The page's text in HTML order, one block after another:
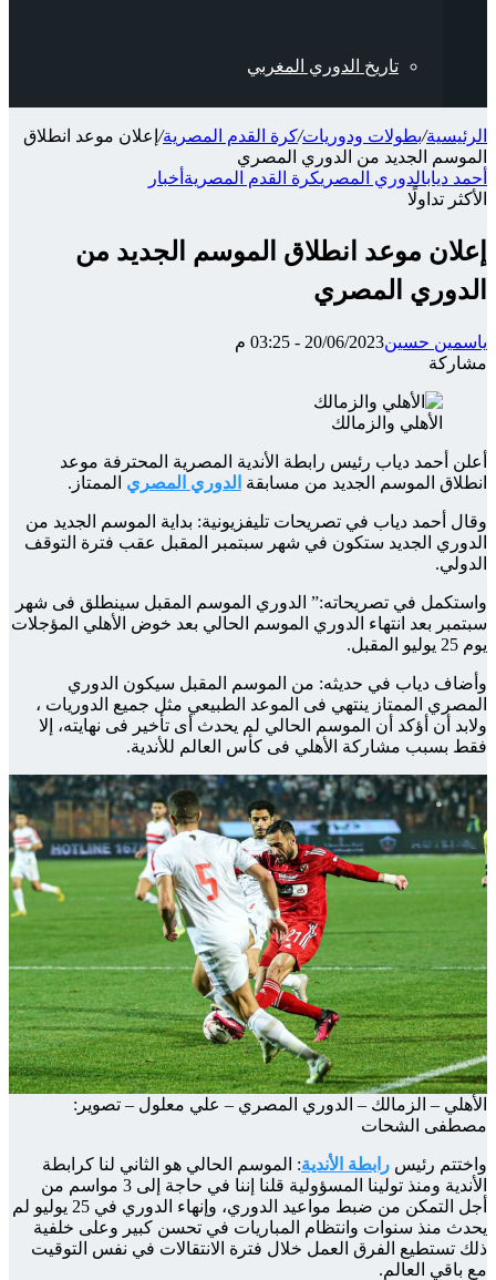
تاريخ الدوري المغربي
الرئيسية/بطولات ودوريات/كرة القدم المصرية/ إعلان موعد انطلاق
الموسم الجديد من الدوري المصري
أحمد ديابالدوري المصريكرة القدم المصرية أخبار
الأكثر تداولًا
إعلان موعد انطلاق الموسم الجديد من
الدوري المصري
ياسمين حسين20/06/2023 - 03:25 م
مشاركة
الإيميلالأهلي والزمالك
أعلن أحمد دياب رئيس رابطة الأندية المصرية المحترفة موعد
انطلاق الموسم الجديد من مسابقة الدوري المصري الممتاز.
وقال أحمد دياب في تصريحات تليفزيونية: بداية الموسم الجديد من
الدوري الجديد ستكون في شهر سبتمبر المقبل عقب فترة التوقف
الدولي.
واستكمل في تصريحاته:” الدوري الموسم المقبل سينطلق فى شهر
سبتمبر بعد انتهاء الدوري الموسم الحالي بعد خوض الأهلي المؤجلات
يوم 25 يوليو المقبل.
وأضاف دياب في حديثه: من الموسم المقبل سيكون الدوري
المصري الممتاز ينتهي فى الموعد الطبيعي مثل جميع الدوريات ،
ولابد أن أؤكد أن الموسم الحالي لم يحدث أى تأخير فى نهايته، إلا
فقط بسبب مشاركة الأهلي فى كأس العالم للأندية.
الأهلي – الزمالك – الدوري المصري – علي معلول – تصوير:
مصطفى الشحات
واختتم رئيس رابطة الأندية: الموسم الحالي هو الثاني لنا كرابطة
الأندية ومنذ تولينا المسؤولية قلنا إننا في حاجة إلى 3 مواسم من
أجل التمكن من ضبط مواعيد الدوري، وإنهاء الدوري في 25 يوليو لم
يحدث منذ سنوات وانتظام المباريات في تحسن كبير وعلى خلفية
ذلك تستطيع الفرق العمل خلال فترة الانتقالات في نفس التوقيت
مع باقي العالم.